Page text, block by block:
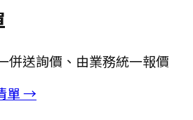
併送詢價、由業務統一報價
單 →